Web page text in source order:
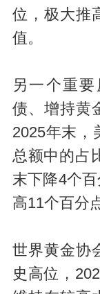
位，极大推
值。
另一个重
债、增持黄
2025年末，
总额中的占
末下降4个
高11个百分
世界黄金协
史高位，